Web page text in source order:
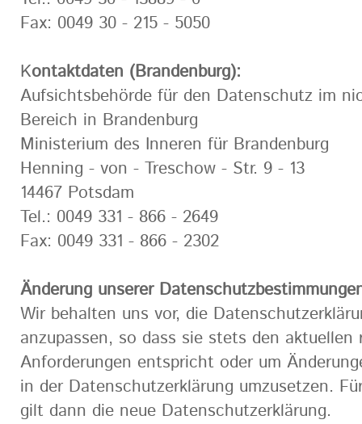
Fax: 0049 30 - 215 - 5050
Kontaktdaten (Brandenburg):
Aufsichtsbehörde für den Datenschutz im
Bereich in Brandenburg
Ministerium des Inneren für Brandenburg
Henning - von - Treschow - Str. 9 - 13
14467 Potsdam
Tel.: 0049 331 - 866 - 2649
Fax: 0049 331 - 866 - 2302
Änderung unserer
Wir behalten uns vor, die
anzupassen, so dass sie stets den
Anforderungen entspricht oder um
in der Datenschutzerklärung umzusetzen.
gilt dann die neue Datenschutzerklärung.